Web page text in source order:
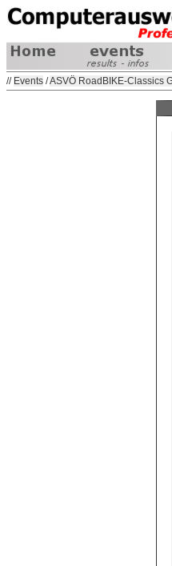
// Events /ASVÖ RoadBIKE-Classics